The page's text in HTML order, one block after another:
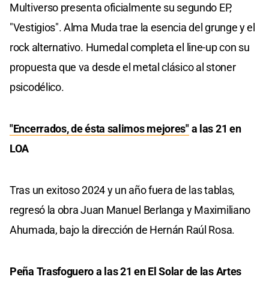
Multiverso presenta oficialmente su segundo EP,
"Vestigios". Alma Muda trae la esencia del grunge y el
rock alternativo. Humedal completa el line-up con su
propuesta que va desde el metal clásico al stoner
psicodélico.
"Encerrados, de ésta salimos mejores"a las 21 en
LOA
Tras un exitoso 2024 y un año fuera de las tablas,
regresó la obra Juan Manuel Berlanga y Maximiliano
Ahumada, bajo la dirección de Hernán Raúl Rosa.
Peña Trasfoguero a las 21 en El Solar de las Artes